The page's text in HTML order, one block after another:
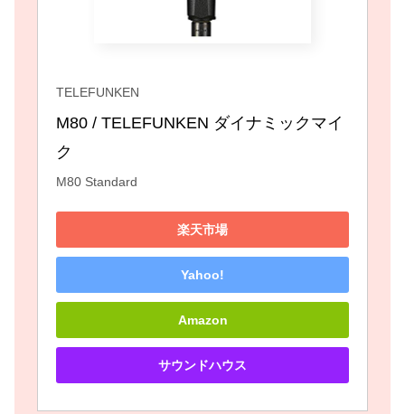
TELEFUNKEN
M80 / TELEFUNKEN ダイナミックマイ
ク
M80 Standard
楽天市場
Yahoo!
Amazon
サウンドハウス